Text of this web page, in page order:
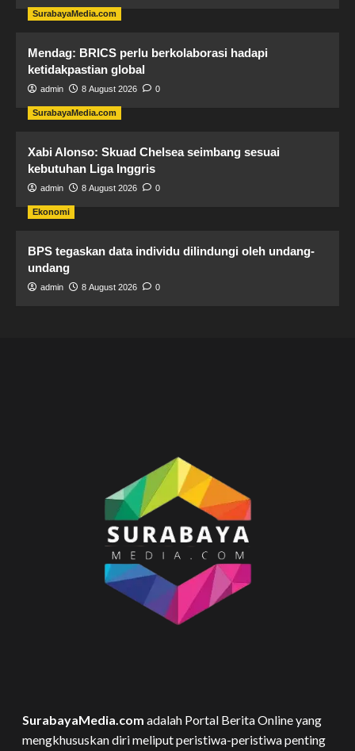
SurabayaMedia.com
Mendag: BRICS perlu berkolaborasi hadapi
ketidakpastian global
admin 8 August 2026 0
SurabayaMedia.com
Xabi Alonso: Skuad Chelsea seimbang sesuai
kebutuhan Liga Inggris
admin 8 August 2026 0
Ekonomi
BPS tegaskan data individu dilindungi oleh undang-
undang
admin 8 August 2026 0
SurabayaMedia.com adalah Portal Berita Online yang
mengkhususkan diri meliput peristiwa-peristiwa penting